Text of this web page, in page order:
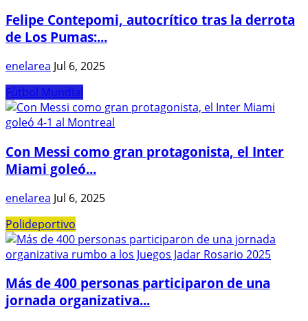
Felipe Contepomi, autocrítico tras la derrota
de Los Pumas:...
enelarea Jul 6, 2025
Fútbol Mundial
Con Messi como gran protagonista, el Inter
Miami goleó...
enelarea Jul 6, 2025
Polideportivo
Más de 400 personas participaron de una
jornada organizativa...